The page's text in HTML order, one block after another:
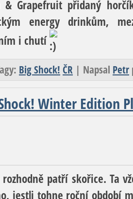
& Grapefruit přidaný
energy drinkům,
i chutí
Big Shock! ČR | Napsal Petr
Winter Edition
patří skořice. Ta
jestli tohne roční období